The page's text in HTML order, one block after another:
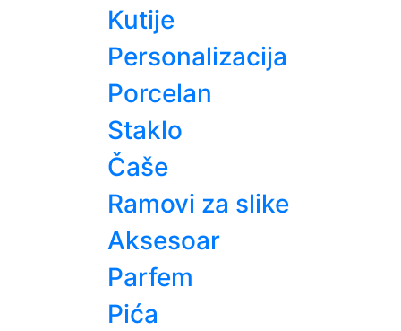
Kutije
Personalizacija
Porcelan
Staklo
Čaše
Ramovi za slike
Aksesoar
Parfem
Pića